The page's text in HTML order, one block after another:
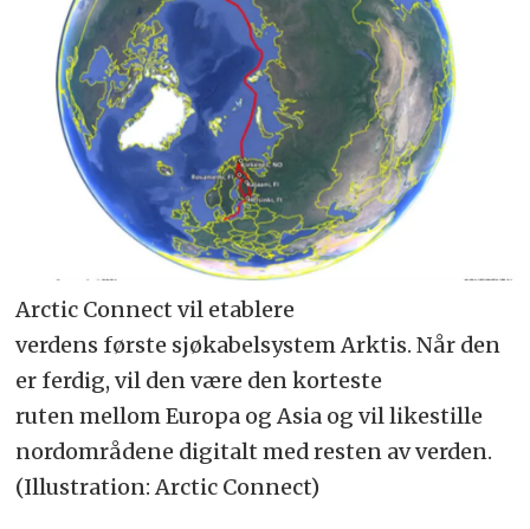
Arctic Connect vil etablere
verdens første sjøkabelsystem Arktis. Når den
er ferdig, vil den være den korteste
ruten mellom Europa og Asia og vil likestille
nordområdene digitalt med resten av verden.
(Illustration: Arctic Connect)